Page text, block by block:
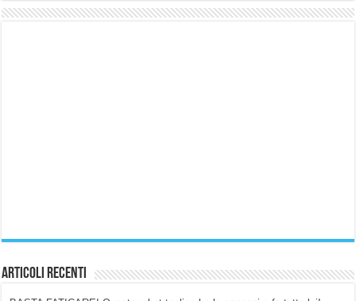
Articoli Recenti